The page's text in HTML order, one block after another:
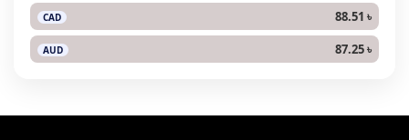
CAD 88.51 ৳
AUD 87.25 ৳